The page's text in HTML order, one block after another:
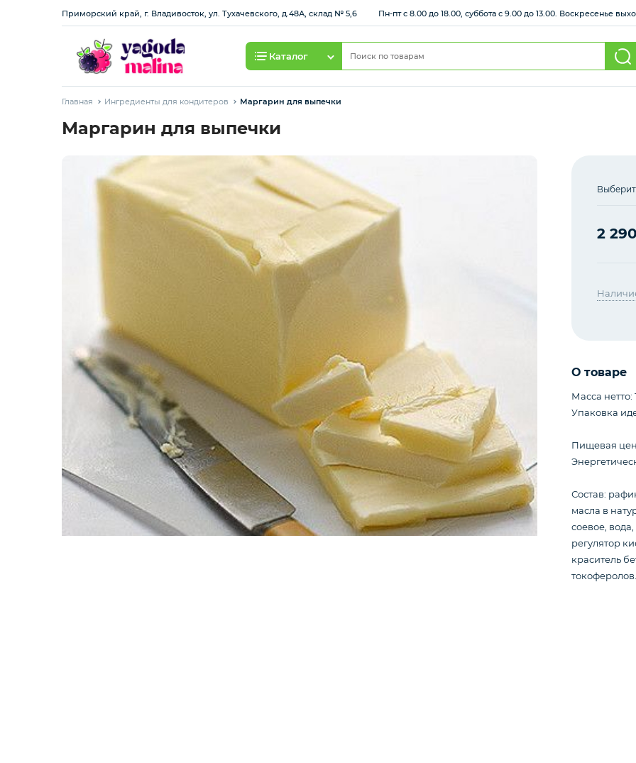
Приморский край, г. Владивосток, ул. Тухачевского, д.48А, склад № 5,6 Пн-пт с 8.00 до 18.00, суббота с 9.00 до 13.00. Воскресенье
Каталог
Авокадо, батат, спаржа свежая
Фрукты
Соленья
Замороженные ягоды/фрукты/
овощи/грибы
Замороженное пюре из ягод и
фруктов
Курица, филе грудки, окорока
Главная Ингредиенты для кондитеров Маргарин для выпечки
Маргарин для выпечки
2
О товаре
Масса нетто:
Упаковка
Пищевая
Состав:
масла в
соевое,
регулятор
краситель
токоферолов.